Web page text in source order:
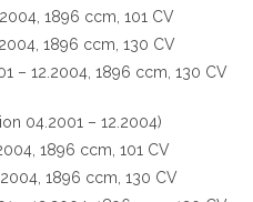
1896 ccm, 101 CV
1896 ccm, 130 CV
– 12.2004, 1896 ccm, 130 CV
04.2001 – 12.2004)
1896 ccm, 101 CV
1896 ccm, 130 CV